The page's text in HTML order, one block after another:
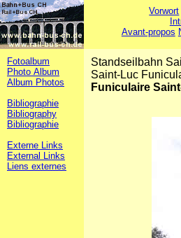
Vorwort
Avant-propos
Fotoalbum
Photo Album
Album Photos
Bibliographie
Bibliography
Bibliographie
Externe Links
External Links
Liens externes
Standseilbahn
Saint-Luc
Funiculaire